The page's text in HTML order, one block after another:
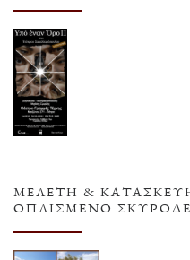
ΜΕΛΕΤΗ &
ΟΠΛΙΣΜΕΝΟ